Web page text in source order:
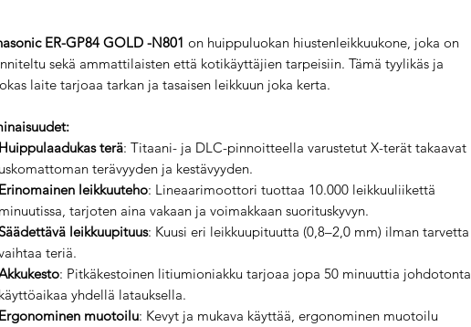
ER-GP84 GOLD -N801 on huippuluokan hiustenleikkuukone, joka on
sekä ammattilaisten että kotikäyttäjien tarpeisiin. Tämä tyylikäs ja
laite tarjoaa tarkan ja tasaisen leikkuun joka kerta.
Huippulaadukas terä: Titaani- ja DLC-pinnoitteella varustetut X-terät takaavat
uskomattoman terävyyden ja kestävyyden.
Erinomainen leikkuuteho: Lineaarimoottori tuottaa 10.000 leikkuuliikettä
minuutissa, tarjoten aina vakaan ja voimakkaan suorituskyvyn.
leikkuupituus: Kuusi eri leikkuupituutta (0,8–2,0 mm) ilman tarvetta
teriä.
: Pitkäkestoinen litiumioniakku tarjoaa jopa 50 minuuttia johdotonta
käyttöaikaa yhdellä latauksella.
Ergonominen muotoilu: Kevyt ja mukava käyttää, ergonominen muotoilu